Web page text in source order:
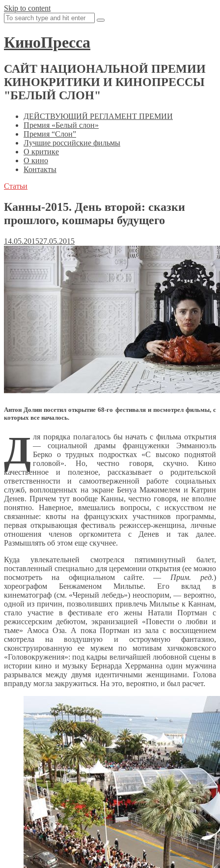
Skip to content
КиноПресса
САЙТ НАЦИОНАЛЬНОЙ ПРЕМИИ
КИНОКРИТИКИ И КИНОПРЕССЫ
"БЕЛЫЙ СЛОН"
ДЕЙСТВУЮЩИЙ РЕГЛАМЕНТ ПРЕМИИ
Премия «Белый слон»
Премия “Слон”
Лучшие российские фильмы
О критике
О кино
Контакты
Статьи
Канны-2015. День второй: сказки
прошлого, кошмары будущего
14.05.201527.05.2015
Антон Долин посетил открытие 68-го фестиваля и посмотрел фильмы, с
которых все началось.
Д ля порядка полагалось бы начать с фильма открытия
— социальной драмы француженки Эмманюэль
Берко о трудных подростках «С высоко поднятой
головой». Но, честно говоря, скучно. Кино
качественное и полезное, рассказывает о родительской
ответственности и самоотверженной работе социальных
служб, воплощенных на экране Бенуа Мажимелем и Катрин
Денев. Причем тут вообще Канны, честно говоря, не вполне
понятно. Наверное, вмешались вопросы, с искусством не
связанные: квоты на французских участников программы,
первая открывающая фестиваль режиссер-женщина, личные
отношения членов оргкомитета с Денев и так далее.
Размышлять об этом еще скучнее.
Куда увлекательней смотрелся пятиминутный балет,
поставленный специально для церемонии открытия (ее можно
посмотреть на официальном сайте. — Прим. ред.)
хореографом Бенжаменом Мильпье. Его вклад в
кинематограф (см. «Черный лебедь») неоспорим, — вероятно,
одной из причин, позволивших привлечь Мильпье к Каннам,
стало участие в фестивале его жены Натали Портман с
режиссерским дебютом, экранизацией «Повести о любви и
тьме» Амоса Оза. А пока Портман из зала с восхищением
смотрела на воздушную и остроумную фантазию,
сконструированную ее мужем по мотивам хичкоковского
«Головокружения»: под кадры величайшей любовной сцены в
истории кино и музыку Бернарда Херрманна один мужчина
разрывался между двумя идентичными женщинами. Голова
вправду могла закружиться. На это, вероятно, и был расчет.